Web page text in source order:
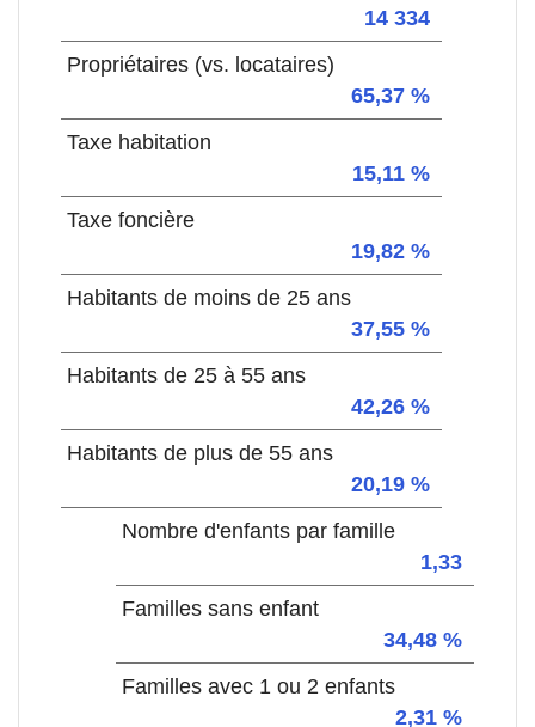
14 334
Propriétaires (vs. locataires)
65,37 %
Taxe habitation
15,11 %
Taxe foncière
19,82 %
Habitants de moins de 25 ans
37,55 %
Habitants de 25 à 55 ans
42,26 %
Habitants de plus de 55 ans
20,19 %
Nombre d'enfants par famille
1,33
Familles sans enfant
34,48 %
Familles avec 1 ou 2 enfants
2,31 %